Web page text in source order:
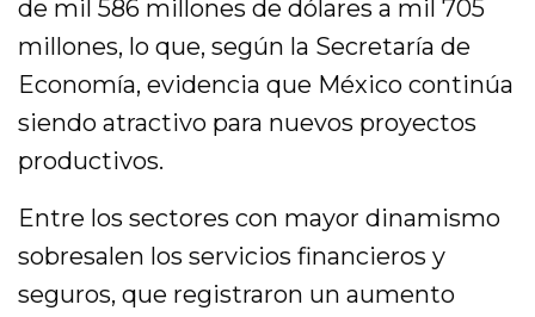
de mil 586 millones de dólares a mil 705
millones, lo que, según la Secretaría de
Economía, evidencia que México continúa
siendo atractivo para nuevos proyectos
productivos.
Entre los sectores con mayor dinamismo
sobresalen los servicios financieros y
seguros, que registraron un aumento